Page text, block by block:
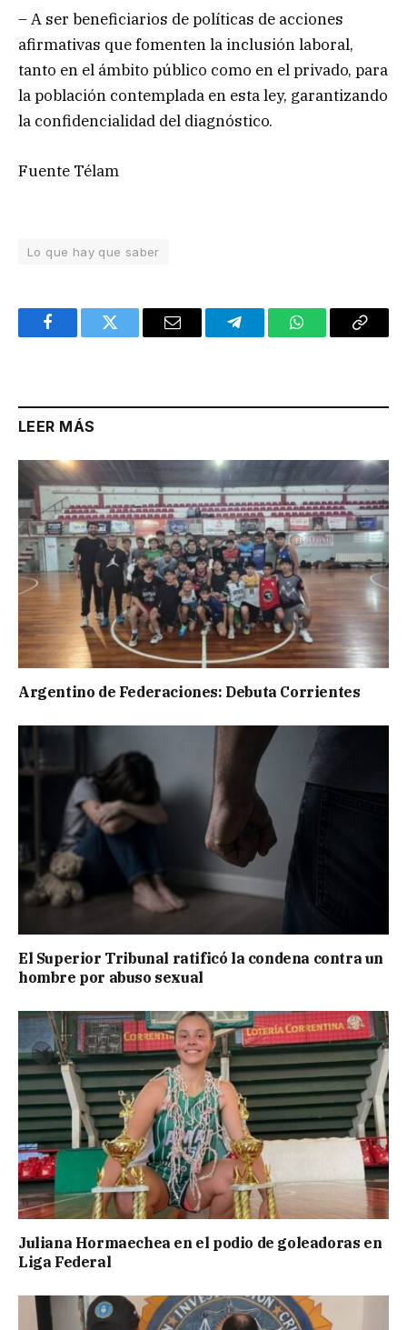
– A ser beneficiarios de políticas de acciones
afirmativas que fomenten la inclusión laboral,
tanto en el ámbito público como en el privado, para
la población contemplada en esta ley, garantizando
la confidencialidad del diagnóstico.
Fuente Télam
Lo que hay que saber
FacebookTwitter Email TelegramWhatsAppCopy
LEER MÁS
Argentino de Federaciones: Debuta Corrientes
El Superior Tribunal ratificó la condena contra un
hombre por abuso sexual
Juliana Hormaechea en el podio de goleadoras en
Liga Federal